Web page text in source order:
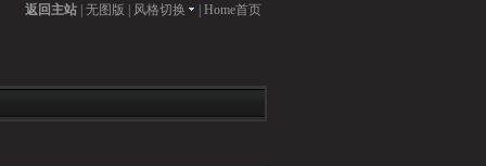
返回主站 无图版 风格切换 Home首页